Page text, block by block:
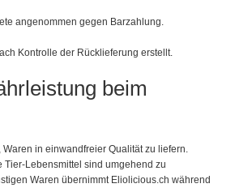
angenommen gegen Barzahlung.
Kontrolle der Rücklieferung erstellt.
beim
in einwandfreier Qualität zu liefern.
Tier-Lebensmittel sind umgehend zu
Waren übernimmt Eliolicious.ch während